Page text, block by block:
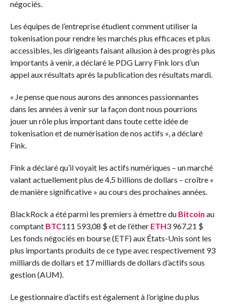
négociés.
Les équipes de l’entreprise étudient comment utiliser la
tokenisation pour rendre les marchés plus efficaces et plus
accessibles, les dirigeants faisant allusion à des progrès plus
importants à venir, a déclaré le PDG Larry Fink lors d’un
appel aux résultats après la publication des résultats mardi.
« Je pense que nous aurons des annonces passionnantes
dans les années à venir sur la façon dont nous pourrions
jouer un rôle plus important dans toute cette idée de
tokenisation et de numérisation de nos actifs », a déclaré
Fink.
Fink a déclaré qu’il voyait les actifs numériques – un marché
valant actuellement plus de 4,5 billions de dollars – croître «
de manière significative » au cours des prochaines années.
BlackRock a été parmi les premiers à émettre du Bitcoin au
comptant BTC111 593,08 $et de l’éther ETH3 967,21 $
Les fonds négociés en bourse (ETF) aux États-Unis sont les
plus importants produits de ce type avec respectivement 93
milliards de dollars et 17 milliards de dollars d’actifs sous
gestion (AUM).
Le gestionnaire d’actifs est également à l’origine du plus